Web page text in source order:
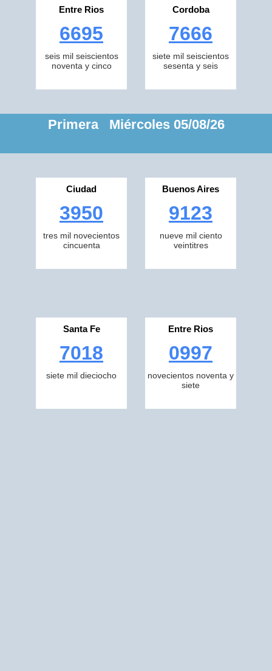
Entre Rios
6695
seis mil seiscientos
noventa y cinco
Cordoba
7666
siete mil seiscientos
sesenta y seis
Primera Miércoles 05/08/26
Ciudad
3950
tres mil novecientos
cincuenta
Buenos Aires
9123
nueve mil ciento
veintitres
Santa Fe
7018
siete mil dieciocho
Entre Rios
0997
novecientos noventa y
siete